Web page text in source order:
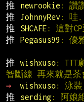
推
newrookie : 讚
推
JohnnyRev : 哇
推
SHCAFE : 這對
推
Pegasus99 : 優
推
wishxuso : TTT
智斷線 再來就是茶
→
wishxuso : 泳裝
推
serding: 阿娘